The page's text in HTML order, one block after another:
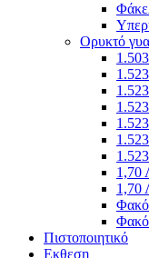
Ορυκτό
1,70
1,70
Πιστοποιητικό
Εκθεση